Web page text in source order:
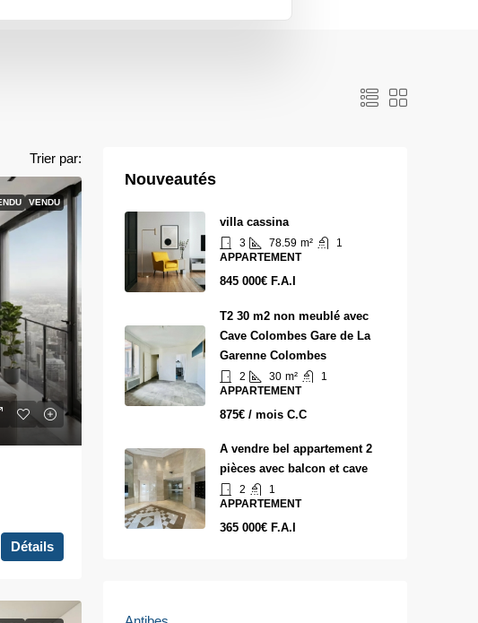
Trier par:
VENDU
Détails
Nouveautés
villa cassina
3 78.59 m²
1
APPARTEMENT
845 000€ F.A.I
T2 30 m2 non meublé avec
Cave Colombes Gare de La
Garenne Colombes
2 30 m²
1
APPARTEMENT
875€ / mois C.C
A vendre bel appartement 2
pièces avec balcon et cave
2
1
APPARTEMENT
365 000€ F.A.I